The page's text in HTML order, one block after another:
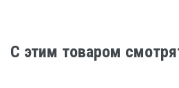
C этим товаром